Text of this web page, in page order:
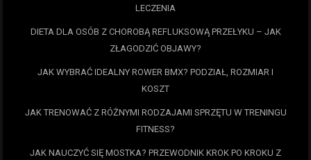
LECZENIA
DIETA DLA OSÓB Z CHOROBĄ REFLUKSOWĄ PRZEŁYKU – JAK
ZŁAGODZIĆ OBJAWY?
JAK WYBRAĆ IDEALNY ROWER BMX? PODZIAŁ, ROZMIAR I
KOSZT
JAK TRENOWAĆ Z RÓŻNYMI RODZAJAMI SPRZĘTU W TRENINGU
FITNESS?
JAK NAUCZYĆ SIĘ MOSTKA? PRZEWODNIK KROK PO KROKU Z